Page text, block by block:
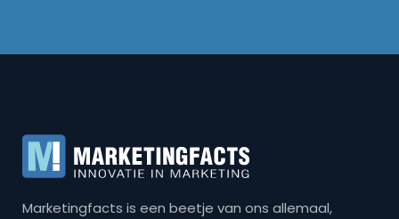
Marketingfacts is een beetje van ons allemaal,